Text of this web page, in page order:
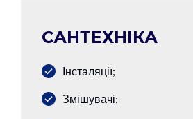
САНТЕХНІКА
Інсталяції;
Змішувачі;